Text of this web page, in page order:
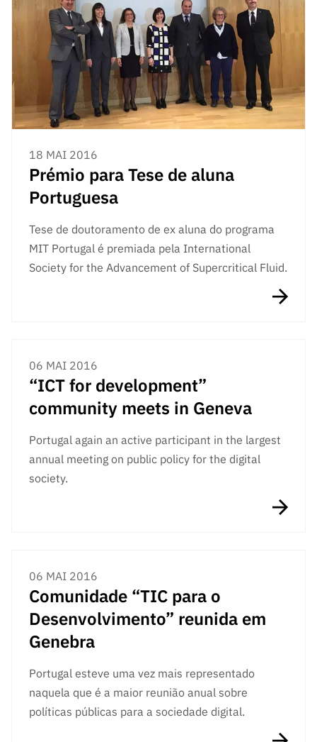
18 MAI 2016
Prémio para Tese de aluna
Portuguesa
Tese de doutoramento de ex aluna do programa
MIT Portugal é premiada pela International
Society for the Advancement of Supercritical Fluid.
06 MAI 2016
“ICT for development”
community meets in Geneva
Portugal again an active participant in the largest
annual meeting on public policy for the digital
society.
06 MAI 2016
Comunidade “TIC para o
Desenvolvimento” reunida em
Genebra
Portugal esteve uma vez mais representado
naquela que é a maior reunião anual sobre
políticas públicas para a sociedade digital.